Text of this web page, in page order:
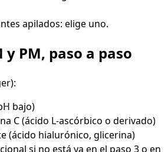
apilados: elige uno.
PM, paso a paso
bajo)
C (ácido L-ascórbico o derivado)
(ácido hialurónico, glicerina)
si no está ya en el paso 3 o en